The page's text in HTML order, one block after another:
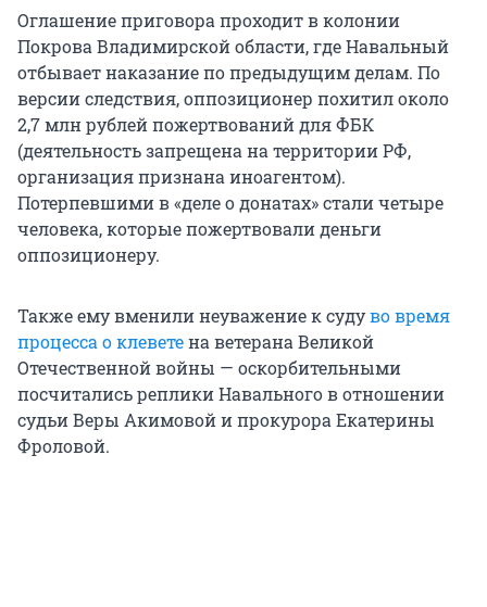
Оглашение приговора проходит в колонии
Покрова Владимирской области, где Навальный
отбывает наказание по предыдущим делам. По
версии следствия, оппозиционер похитил около
2,7 млн рублей пожертвований для ФБК
(деятельность запрещена на территории РФ,
организация признана иноагентом).
Потерпевшими в «деле о донатах» стали четыре
человека, которые пожертвовали деньги
оппозиционеру.
Также ему вменили неуважение к судуво время
процесса о клеветена ветерана Великой
Отечественной войны — оскорбительными
посчитались реплики Навального в отношении
судьи Веры Акимовой и прокурора Екатерины
Фроловой.